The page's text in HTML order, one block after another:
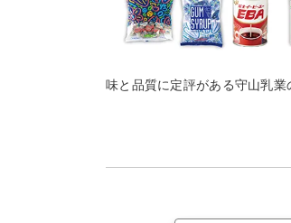
味と品質に定評がある守山乳業